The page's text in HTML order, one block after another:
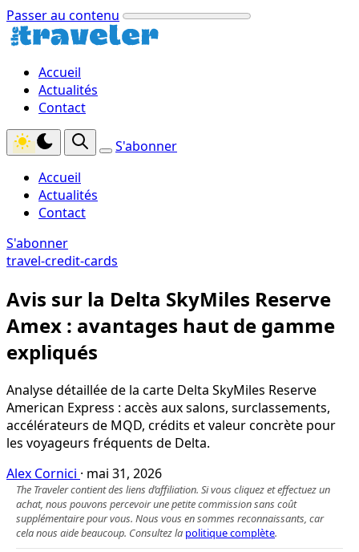
Passer au contenu
Accueil
Actualités
Contact
S'abonner
Accueil
Actualités
Contact
S'abonner
travel-credit-cards
Avis sur la Delta SkyMiles Reserve
Amex : avantages haut de gamme
expliqués
Analyse détaillée de la carte Delta SkyMiles Reserve
American Express : accès aux salons, surclassements,
accélérateurs de MQD, crédits et valeur concrète pour
les voyageurs fréquents de Delta.
Alex Cornici · mai 31, 2026
The Traveler contient des liens d’affiliation. Si vous cliquez et effectuez un
achat, nous pouvons percevoir une petite commission sans coût
supplémentaire pour vous. Nous vous en sommes reconnaissants, car
cela nous aide beaucoup. Consultez la politique complète.